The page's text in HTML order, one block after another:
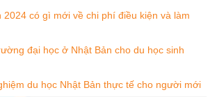
2024 có gì mới về chi phí điều kiện và làm
đại học ở Nhật Bản cho du học sinh
du học Nhật Bản thực tế cho người mới